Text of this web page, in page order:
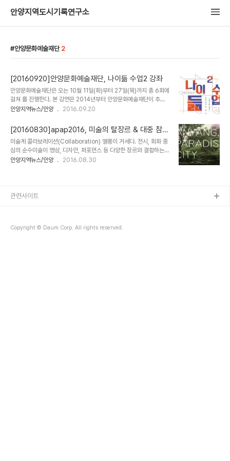
안양지역도시기록연구소
안양문화에술재단 2
[20160920]안양문화예술재단, 나이듦 수업2 강좌
안양문화예술재단은 오는 10월 11일(화)부터 27일(목)까지 총 6회에
걸쳐 를 진행한다. 본 강연은 2014년부터 안양문화예술재단이 추진
해온 의 일환으로, 노년을 ‘문제’의 대상이 아닌 ‘존재’의 관점으로 바
‘먼저 산 사람 - 선배시민’ 으로서 사회의 공공성 문제를 고민하고 실
천하자는 내용으로 구성되었다. 강연은 세대문화 담론의 대중 확산을
위해 서울 콘텐츠코리아랩과 평촌아트홀로 나뉘어 매회
19:30~21:30까지 진행될 예정이다. 서울 콘텐츠코리아랩에서는
▲10/11(월) 생성-생산자로서로서의 노년, 후대를 위한 공공성에 기
안양지역뉴스/안양 2016.09.20
[20160830]apap2016, 미술의 탈장르 & 대중 참여
확대한다
미술계 콜라보레이션(Collaboration) 열풍이 거세다. 전시, 회화 중
심의 순수미술이 영상, 디자인, 퍼포먼스 등 다양한 장르와 결합하는
시도가 다양해지며 미술계 화두로 급부상하고 있다. 미술과 다른 예술
것. 회화나 조형 설치 위주에서 다양한 분야와 접목한 공공예술축제부
한 분야 협업 활발 올해 5회..
안양지역뉴스/안양 2016.08.30
Copyright © Daum Corp. All rights reserved.
관련사이트